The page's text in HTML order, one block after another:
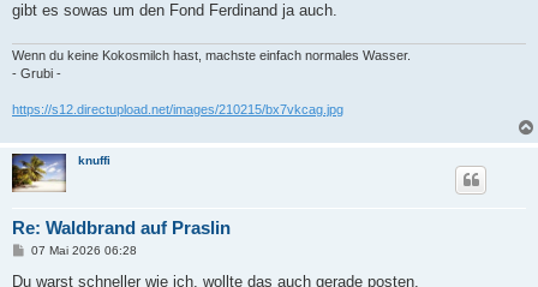
gibt es sowas um den Fond Ferdinand ja auch.
Wenn du keine Kokosmilch hast, machste einfach normales Wasser.
- Grubi -
https://s12.directupload.net/images/210215/bx7vkcag.jpg
knuffi
Re: Waldbrand auf Praslin
B07 Mai 2026 06:28
Du warst schneller wie ich, wollte das auch gerade posten.